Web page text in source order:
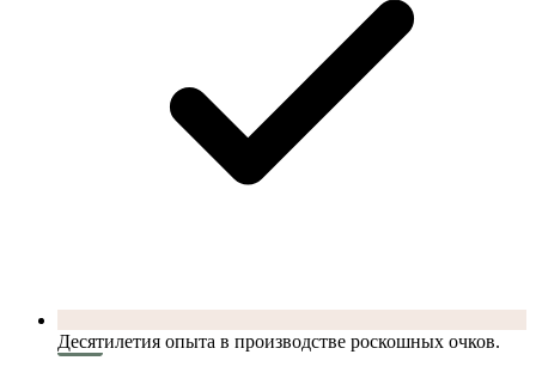
Десятилетия опыта в производстве роскошных очков.